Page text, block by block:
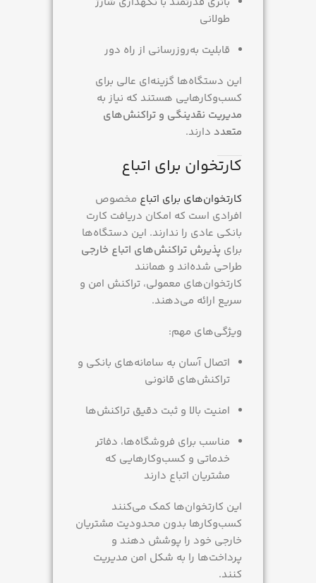
طولانی
قابلیت به‌روزرسانی از راه دور
این دستگاه‌ها گزینه‌ای عالی برای
کسب‌وکارهایی هستند که نیاز به
مدیریت نقدینگی و تراکنش‌های
متعدد دارند.
کارتخوان برای اتباع
کارتخوان‌های برای اتباع مخصوص
افرادی است که امکان دریافت کارت
بانکی عادی را ندارند. این دستگاه‌ها
برای پذیرش تراکنش‌های اتباع خارجی
طراحی شده‌اند و همانند
کارتخوان‌های معمولی، تراکنش امن و
سریع ارائه می‌دهند.
ویژگی‌های مهم:
اتصال آسان به سامانه‌های بانکی و
تراکنش‌های قانونی
امنیت بالا و ثبت دقیق تراکنش‌ها
مناسب برای فروشگاه‌ها، دفاتر
خدماتی و کسب‌وکارهایی که
مشتریان اتباع دارند
این کارتخوان‌ها کمک می‌کنند
کسب‌وکارها بدون محدودیت مشتریان
خارجی خود را پوشش دهند و
پرداخت‌ها را به شکل امن مدیریت
کنند.